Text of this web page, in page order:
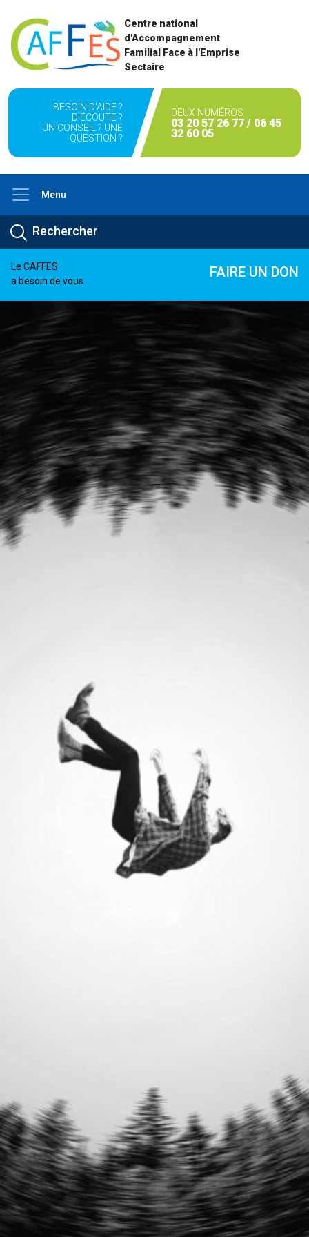
Centre national
d'Accompagnement
Familial Face à l'Emprise
Sectaire
BESOIN D'AIDE ?
D'ÉCOUTE ?
UN CONSEIL ? UNE
QUESTION ?
DEUX NUMÉROS
03 20 57 26 77 / 06 45
32 60 05
Menu
Le CAFFES
a besoin de vous
FAIRE UN DON